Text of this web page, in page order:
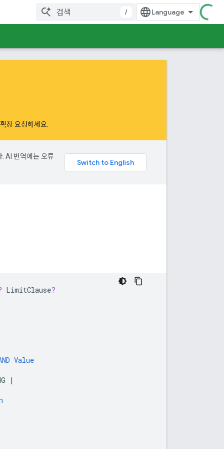
/
장 요청하세요
AI 번역에는 오류
LimitClause?
Value
|